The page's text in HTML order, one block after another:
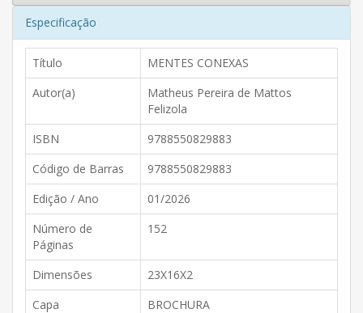
Especificação
Título
MENTES CONEXAS
Autor(a)
Matheus Pereira de Mattos
Felizola
ISBN
9788550829883
Código de Barras
9788550829883
Edição / Ano
01/2026
Número de
Páginas
152
Dimensões
23X16X2
Capa
BROCHURA